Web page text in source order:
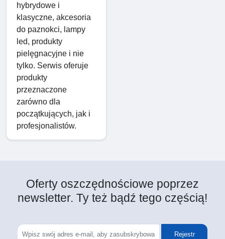
hybrydowe i
klasyczne, akcesoria
do paznokci, lampy
led, produkty
pielęgnacyjne i nie
tylko. Serwis oferuje
produkty
przeznaczone
zarówno dla
początkujących, jak i
profesjonalistów.
Oferty oszczędnościowe poprzez
newsletter. Ty też bądź tego częścią!
Rejestr